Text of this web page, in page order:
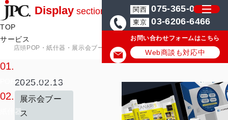
Display section
TOP
サービス
サービス一覧
01.
POP・ディスプレイ
02.
紙什器
関西 075-365-0571
東京 03-6206-6466
お問い合わせフォームはこちら
Web商談も対応中
店頭POP・紙什器・展示会ブースの制作会社JPC 店頭POP・紙什器・
2025.02.13
展示会ブー
ス